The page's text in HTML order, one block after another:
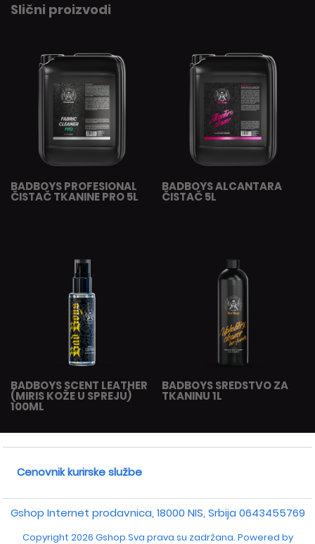
Slični proizvodi
BADBOYS PROFESIONAL
ČISTAČ TKANINE PRO 5L
BADBOYS ALCANTARA
ČISTAČ 5L
BADBOYS SCENT LEATHER
(MIRIS KOŽE U SPREJU)
100ML
BADBOYS SREDSTVO ZA
TKANINU 1L
Cenovnik kurirske službe
Gshop Internet prodavnica, 18000 NIS, Srbija 0643455769
Copyright 2026 Gshop Sva prava su zadržana. Powered by